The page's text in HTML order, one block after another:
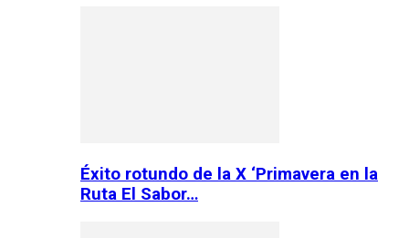
Éxito rotundo de la X ‘Primavera en la
Ruta El Sabor…